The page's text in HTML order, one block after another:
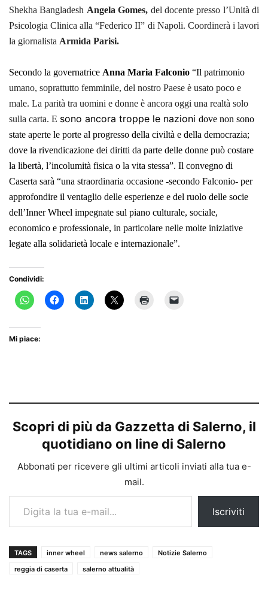
Shekha Bangladesh Angela Gomes, del docente presso l’Unità di
Psicologia Clinica alla “Federico II” di Napoli. Coordinerà i lavori
la giornalista Armida Parisi.
Secondo la governatrice Anna Maria Falconio “Il patrimonio
umano, soprattutto femminile, del nostro Paese è usato poco e
male. La parità tra uomini e donne è ancora oggi una realtà solo
sulla carta. E sono ancora troppe le nazioni dove non sono
state aperte le porte al progresso della civiltà e della democrazia;
dove la rivendicazione dei diritti da parte delle donne può costare
la libertà, l’incolumità fisica o la vita stessa”. Il convegno di
Caserta sarà “una straordinaria occasione -secondo Falconio- per
approfondire il ventaglio delle esperienze e del ruolo delle socie
dell’Inner Wheel impegnate sul piano culturale, sociale,
economico e professionale, in particolare nelle molte iniziative
legate alla solidarietà locale e internazionale”.
Condividi:
Mi piace:
Scopri di più da Gazzetta di Salerno, il
quotidiano on line di Salerno
Abbonati per ricevere gli ultimi articoli inviati alla tua e-
mail.
Digita la tua e-mail...
Iscriviti
TAGS inner wheel news salerno
Notizie Salerno
reggia di caserta
salerno attualità